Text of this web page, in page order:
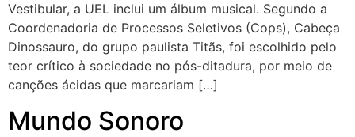
Vestibular, a UEL inclui um álbum musical. Segundo a
Coordenadoria de Processos Seletivos (Cops), Cabeça
Dinossauro, do grupo paulista Titãs, foi escolhido pelo
teor crítico à sociedade no pós-ditadura, por meio de
canções ácidas que marcariam […]
Mundo Sonoro